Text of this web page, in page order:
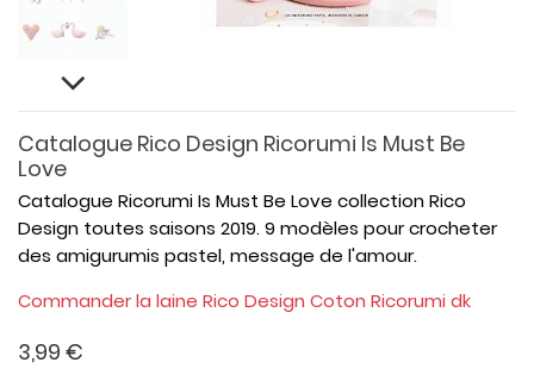
Catalogue Rico Design Ricorumi Is Must Be
Love
Catalogue Ricorumi Is Must Be Love collection Rico
Design toutes saisons 2019. 9 modèles pour crocheter
des amigurumis pastel, message de l'amour.
Commander la laine Rico Design Coton Ricorumi dk
3,99 €